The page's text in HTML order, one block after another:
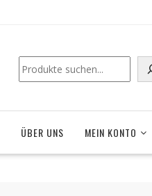
ÜBER UNS MEIN KONTO